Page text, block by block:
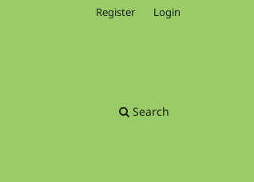
Search
Register Login